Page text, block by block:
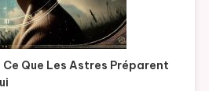
Ce Que Les Astres Préparent